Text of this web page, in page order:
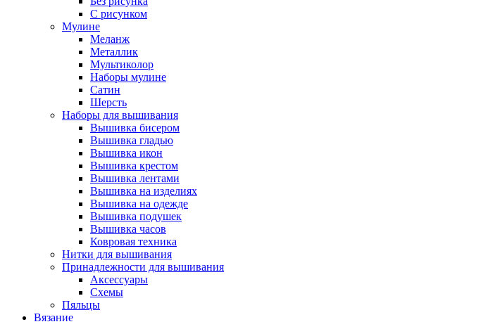
С рисунком
Мулине
Меланж
Металлик
Мультиколор
Наборы мулине
Сатин
Шерсть
Наборы для вышивания
Вышивка бисером
Вышивка гладью
Вышивка икон
Вышивка крестом
Вышивка лентами
Вышивка на изделиях
Вышивка на одежде
Вышивка подушек
Вышивка часов
Ковровая техника
Нитки для вышивания
Принадлежности для вышивания
Аксессуары
Схемы
Пяльцы
Вязание